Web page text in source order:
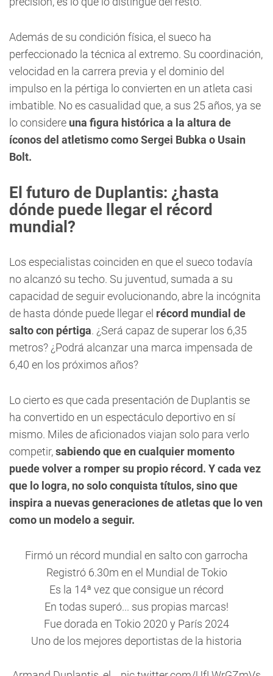
Además de su condición física, el sueco ha
perfeccionado la técnica al extremo. Su coordinación,
velocidad en la carrera previa y el dominio del
impulso en la pértiga lo convierten en un atleta casi
imbatible. No es casualidad que, a sus 25 años, ya se
lo considere una figura histórica a la altura de
íconos del atletismo como Sergei Bubka o Usain
Bolt.
El futuro de Duplantis: ¿hasta
dónde puede llegar el récord
mundial?
Los especialistas coinciden en que el sueco todavía
no alcanzó su techo. Su juventud, sumada a su
capacidad de seguir evolucionando, abre la incógnita
de hasta dónde puede llegar el récord mundial de
salto con pértiga. ¿Será capaz de superar los 6,35
metros? ¿Podrá alcanzar una marca impensada de
6,40 en los próximos años?
Lo cierto es que cada presentación de Duplantis se
ha convertido en un espectáculo deportivo en sí
mismo. Miles de aficionados viajan solo para verlo
competir,sabiendo que en cualquier momento
puede volver a romper su propio récord. Y cada vez
que lo logra, no solo conquista títulos, sino que
inspira a nuevas generaciones de atletas que lo ven
como un modelo a seguir.
Firmó un récord mundial en salto con garrocha
Registró 6.30m en el Mundial de Tokio
Es la 14ª vez que consigue un récord
En todas superó... sus propias marcas!
Fue dorada en Tokio 2020 y París 2024
Uno de los mejores deportistas de la historia